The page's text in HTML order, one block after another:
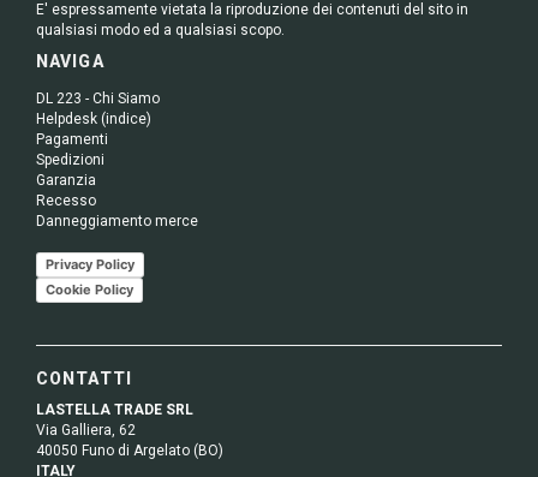
E' espressamente vietata la riproduzione dei contenuti del sito in
qualsiasi modo ed a qualsiasi scopo.
NAVIGA
DL 223 - Chi Siamo
Helpdesk (indice)
Pagamenti
Spedizioni
Garanzia
Recesso
Danneggiamento merce
Privacy Policy
Cookie Policy
CONTATTI
LASTELLA TRADE SRL
Via Galliera, 62
40050 Funo di Argelato (BO)
ITALY